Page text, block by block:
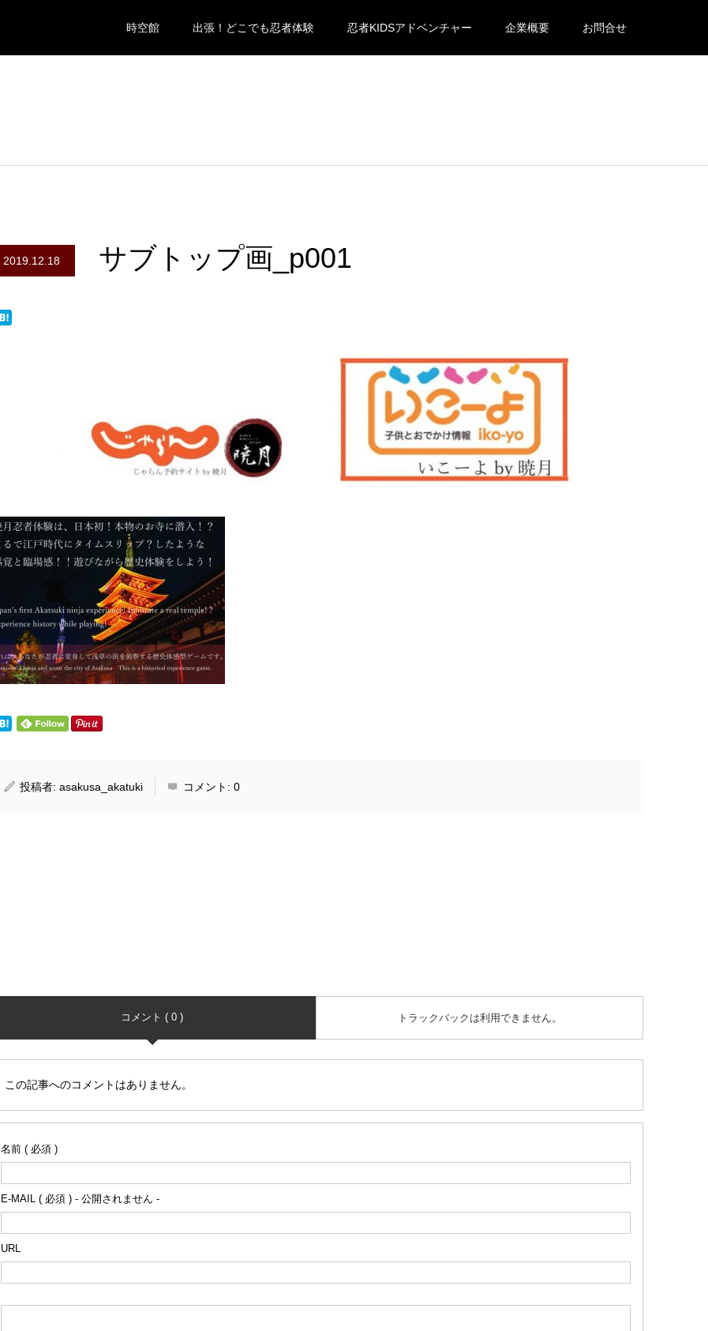
時空館 出張！どこでも忍者体験 忍者KIDSアドベンチャー 企業概要 お問合せ
2019.12.18 サブトップ画_p001
投稿者:asakusa_akatuki コメント:0
コメント ( 0 ) トラックバックは利用できません。
この記事へのコメントはありません。
名前 ( 必須 )
E-MAIL ( 必須 ) - 公開されません -
URL